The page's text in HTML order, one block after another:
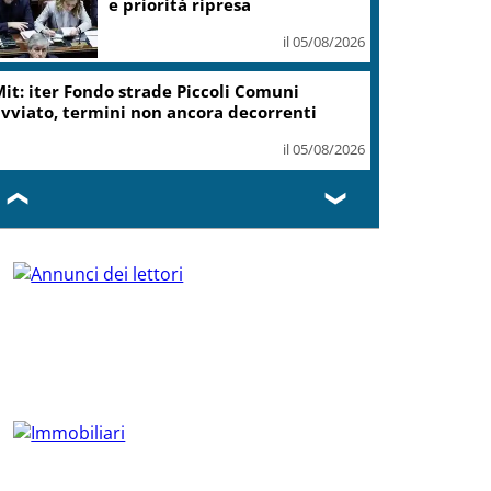
il 05/08/2026
iter Fondo strade Piccoli Comuni
termini non ancora decorrenti
il 05/08/2026
❮ ❯